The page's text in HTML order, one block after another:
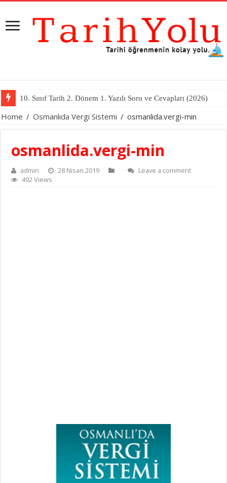
10. Sınıf Tarih 2. Dönem 1. Yazılı Soru ve Cevapları (2026)
Home / Osmanlıda Vergi Sistemi / osmanlida.vergi-min
osmanlida.vergi-min
admin 28 Nisan 2019
Leave a comment
492 Views